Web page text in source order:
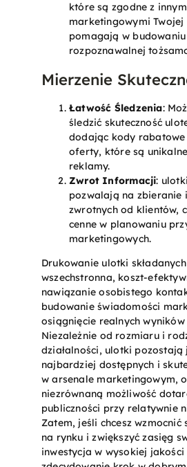
które są zgodne z
marketingowymi
pomagają w
rozpoznawalnej
Mierzenie
Łatwość Śledzenia:
śledzić skuteczność
dodając kody rabatowe
oferty, które są
reklamy.
Zwrot Informacji:
pozwalają na zbieranie
zwrotnych od klientów,
cenne w planowaniu
marketingowych.
Drukowanie ulotki
wszechstronna, koszt-
nawiązanie osobistego
budowanie świadomości
osiągnięcie realnych wyników
Niezależnie od rozmiaru i
działalności, ulotki pozostają
najbardziej dostępnych i
w arsenale marketingowym,
niezrównaną możliwość
publiczności przy relatywnie
Zatem, jeśli chcesz wzmocnić
na rynku i zwiększyć zasięg
inwestycja w wysokiej